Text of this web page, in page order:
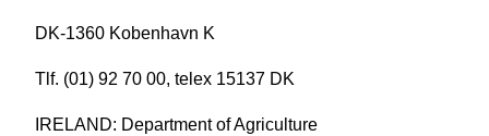
DK-1360 Kobenhavn K
Tlf. (01) 92 70 00, telex 15137 DK
IRELAND: Department of Agriculture